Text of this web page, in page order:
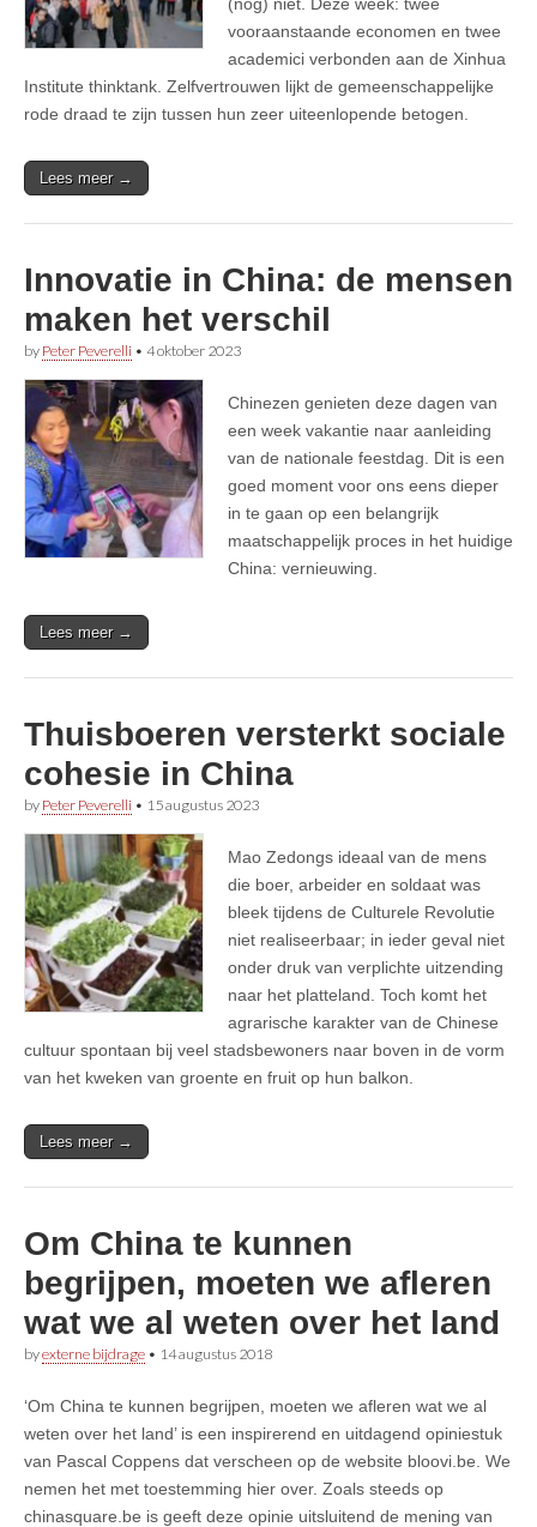
vooraanstaande economen en twee
academici verbonden aan de Xinhua
Institute thinktank. Zelfvertrouwen lijkt de gemeenschappelijke
rode draad te zijn tussen hun zeer uiteenlopende betogen.
Lees meer →
Innovatie in China: de mensen
maken het verschil
by Peter Peverelli • 4 oktober 2023
Chinezen genieten deze dagen van
een week vakantie naar aanleiding
van de nationale feestdag. Dit is een
goed moment voor ons eens dieper
in te gaan op een belangrijk
maatschappelijk proces in het huidige
China: vernieuwing.
Lees meer →
Thuisboeren versterkt sociale
cohesie in China
by Peter Peverelli • 15 augustus 2023
Mao Zedongs ideaal van de mens
die boer, arbeider en soldaat was
bleek tijdens de Culturele Revolutie
niet realiseerbaar; in ieder geval niet
onder druk van verplichte uitzending
naar het platteland. Toch komt het
agrarische karakter van de Chinese
cultuur spontaan bij veel stadsbewoners naar boven in de vorm
van het kweken van groente en fruit op hun balkon.
Lees meer →
Om China te kunnen
begrijpen, moeten we afleren
wat we al weten over het land
byexterne bijdrage • 14 augustus 2018
‘Om China te kunnen begrijpen, moeten we afleren wat we al
weten over het land’ is een inspirerend en uitdagend opiniestuk
van Pascal Coppens dat verscheen op de website bloovi.be. We
nemen het met toestemming hier over. Zoals steeds op
chinasquare.be is geeft deze opinie uitsluitend de mening van